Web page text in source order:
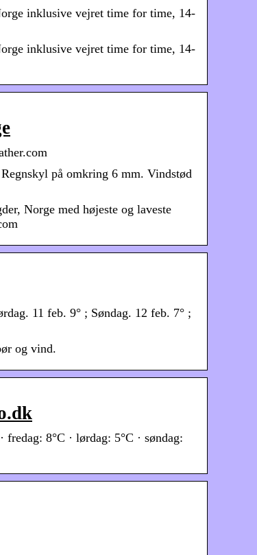
inklusive vejret time for time, 14-
inklusive vejret time for time, 14-
på omkring 6 mm. Vindstød
Norge med højeste og laveste
11 feb. 9° ; Søndag. 12 feb. 7° ;
og vind.
8°C · lørdag: 5°C · søndag: